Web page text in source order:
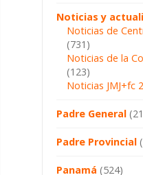
Noticias y
Noticias de
(731)
Noticias de la
(123)
Noticias JMJ+fc
Padre General
Padre Provincial
Panamá (524)